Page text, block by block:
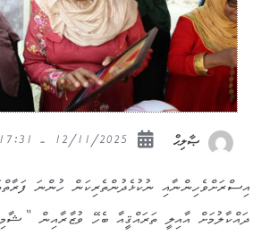
ޞާލިޙް
އިސްރަށްވެހިންނާއި ނުކުޅެދުންތެރިކަން ހުންނަ